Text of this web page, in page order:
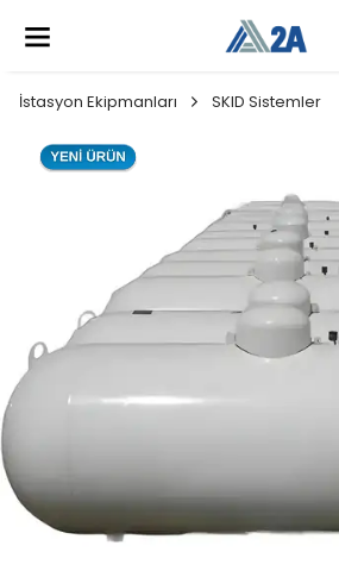
İstasyon Ekipmanları SKID Sistemler